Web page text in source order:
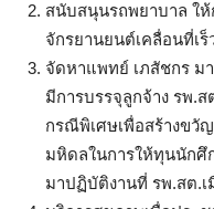
สนับสนุนรถพยาบาล ใ
จักรยานยนต์เคลื่อนที่เ
จัดหาแพทย์ เภสัชกร ม
มีการบรรจุลูกจ้าง รพ.
กรณีพิเศษเพื่อสร้างขวั
มหิดลในการให้ทุนนักศึ
มาปฏิบัติงานที่ รพ.สต.เ